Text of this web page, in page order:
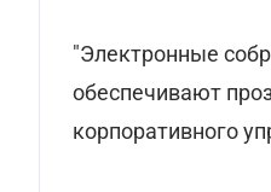
"Электронные
обеспечивают
корпоративного